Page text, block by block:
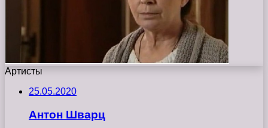
Артисты
25.05.2020
Антон Шварц